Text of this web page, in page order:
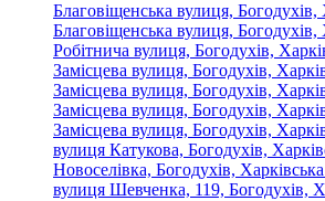
Благовіщенська вулиця,
Благовіщенська вулиця,
Робітнича вулиця, Богодухів,
Замісцева вулиця, Богодухів,
Замісцева вулиця, Богодухів,
Замісцева вулиця, Богодухів,
Замісцева вулиця, Богодухів,
вулиця Катукова, Богодухів,
Новоселівка, Богодухів,
вулиця Шевченка, 119, Богодухів,